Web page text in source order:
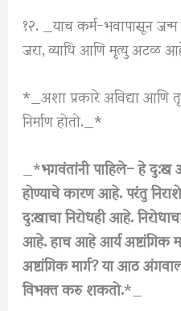
१२. _याच कर्म-भवापासून
जरा, व्याधि आणि मृत्यु अटळ
*_अशा प्रकारे अविद्या
निर्माण होतो._*
_*भगवंतांनी पाहिले– हे दु:ख
होण्याचे कारण आहे. परंतु
दु:खाचा निरोधही आहे.
आहे. हाच आहे आर्य अष्टांगिक
अष्टांगिक मार्ग? या आठ
विभक्त करु शकतो.*_